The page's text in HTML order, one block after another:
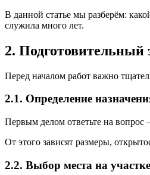
В данной статье мы разберём:
служила много лет.
2. Подготовительный
Перед началом работ важно
2.1. Определение
Первым делом ответьте на вопрос
От этого зависят размеры,
2.2. Выбор места на участке